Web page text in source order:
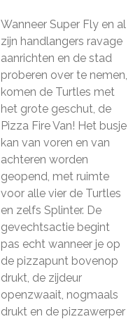
Wanneer Super Fly en al
zijn handlangers ravage
aanrichten en de stad
proberen over te nemen,
komen de Turtles met
het grote geschut, de
Pizza Fire Van! Het busje
kan van voren en van
achteren worden
geopend, met ruimte
voor alle vier de Turtles
en zelfs Splinter. De
gevechtsactie begint
pas echt wanneer je op
de pizzapunt bovenop
drukt, de zijdeur
openzwaait, nogmaals
drukt en de pizzawerper